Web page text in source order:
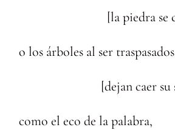
[la piedra se
o los árboles al ser traspasados
[dejan caer su
como el eco de la palabra,